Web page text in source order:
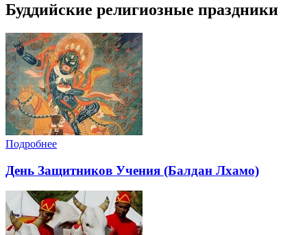
Буддийские религиозные праздники
Подробнее
День Защитников Учения (Балдан Лхамо)